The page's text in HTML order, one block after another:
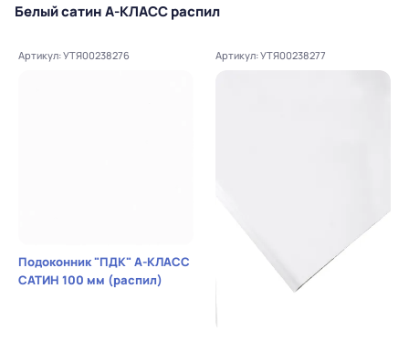
Белый сатин А-КЛАСС распил
Артикул: УТЯ00238276
Подоконник "ПДК" А-КЛАСС
САТИН 100 мм (распил)
Артикул: УТЯ00238277